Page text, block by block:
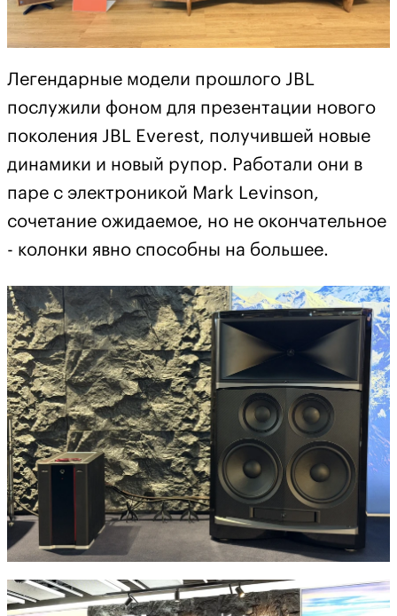
Легендарные модели прошлого JBL
послужили фоном для презентации нового
поколения JBL Everest, получившей новые
динамики и новый рупор. Работали они в
паре с электроникой Mark Levinson,
сочетание ожидаемое, но не окончательное
- колонки явно способны на большее.